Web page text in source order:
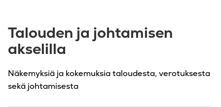
Talouden ja johtamisen
akselilla
Näkemyksiä ja kokemuksia taloudesta, verotuksesta
sekä johtamisesta